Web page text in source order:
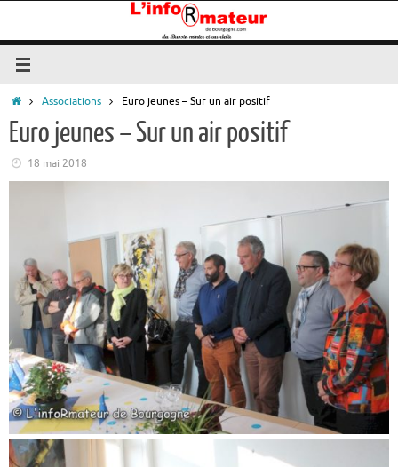
contenu
Accueil
Associations Euro jeunes – Sur un air positif
Euro jeunes – Sur un air positif
18 mai 2018